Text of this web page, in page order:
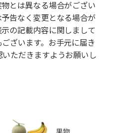
とは異なる場合がござい
告なく変更となる場合が
の記載内容に関しまして
ざいます。お手元に届き
ただきますようお願いし